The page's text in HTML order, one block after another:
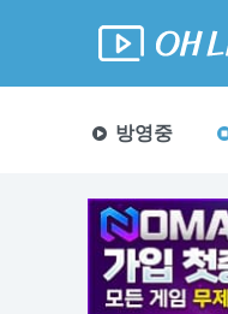
방영중